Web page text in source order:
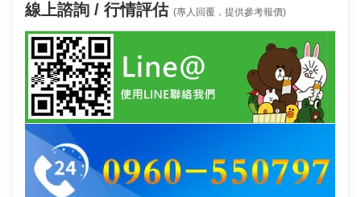
線上諮詢 / 行情評估 (專人回覆，提供參考報價)